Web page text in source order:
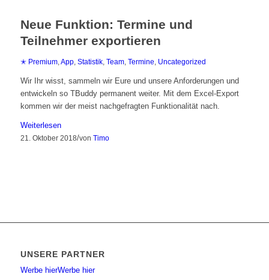
Neue Funktion: Termine und
Teilnehmer exportieren
✭ Premium, App, Statistik, Team, Termine Uncategorized
Wir Ihr wisst, sammeln wir Eure und unsere Anforderungen und
entwickeln so TBuddy permanent weiter. Mit dem Excel-Export
kommen wir der meist nachgefragten Funktionalität nach.
Weiterlesen
21. Oktober 2018/von Timo
UNSERE PARTNER
Werbe hierWerbe hier